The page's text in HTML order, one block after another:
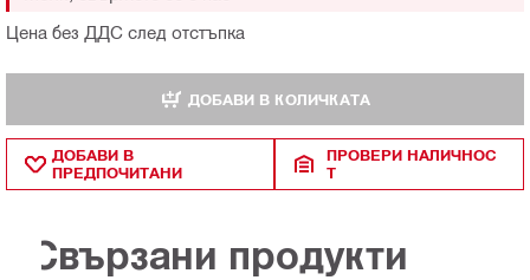
Цена без ДДС след отстъпка
ДОБАВИ В КОЛИЧКАТА
ДОБАВИ В
ПРЕДПОЧИТАНИ
ПРОВЕРИ НАЛИЧНОС
Т
Свързани продукти